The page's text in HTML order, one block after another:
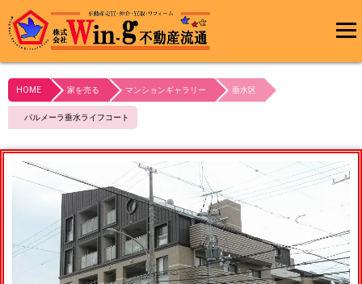
メインメ
最終更新日:2023/10/21
HOME 家を売る マンションギャラリー 垂水区
パルメーラ垂水ライフコート